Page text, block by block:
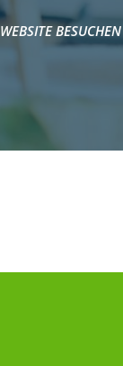
WEBSITE BESUCHEN